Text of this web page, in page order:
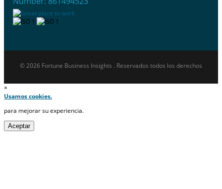
© 2026 Fortune Business Insights . Reservados todos los derechos
×
Usamos cookies.
para mejorar su experiencia.
Aceptar